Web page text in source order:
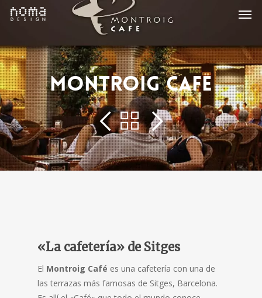
Skip
content
MONTROIG CAFE
«La cafetería» de Sitges
El Montroig Café es una cafetería con una de
las terrazas más famosas de Sitges, Barcelona.